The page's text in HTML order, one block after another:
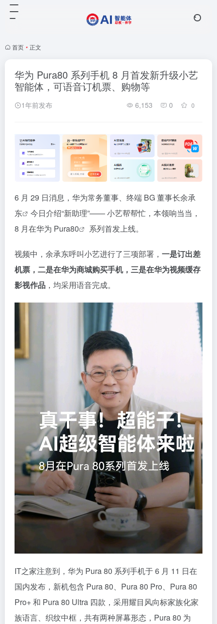
首页 • 正文
华为 Pura80 系列手机 8 月首发新升级小艺
智能体，可语音订机票、购物等
1年前发布 6,153 0 0
6 月 29 日消息，华为常务董事、终端 BG 董事长余承
东
今日介绍“新助理”—— 小艺帮帮忙，本领响当当，
8 月在华为 Pura80 系列首发上线。
视频中，余承东呼叫小艺进行了三项部署， 一是订出差
机票，二是在华为商城购买手机，三是在华为视频缓存
影视作品 ，均采用语音完成。
IT之家注意到，华为 Pura 80 系列手机于 6 月 11 日在
国内发布，新机包含 Pura 80、Pura 80 Pro、Pura 80
Pro+ 和 Pura 80 Ultra 四款，采用耀目风向标家族化家
族语言、织纹中框，共有两种屏幕形态，Pura 80 为